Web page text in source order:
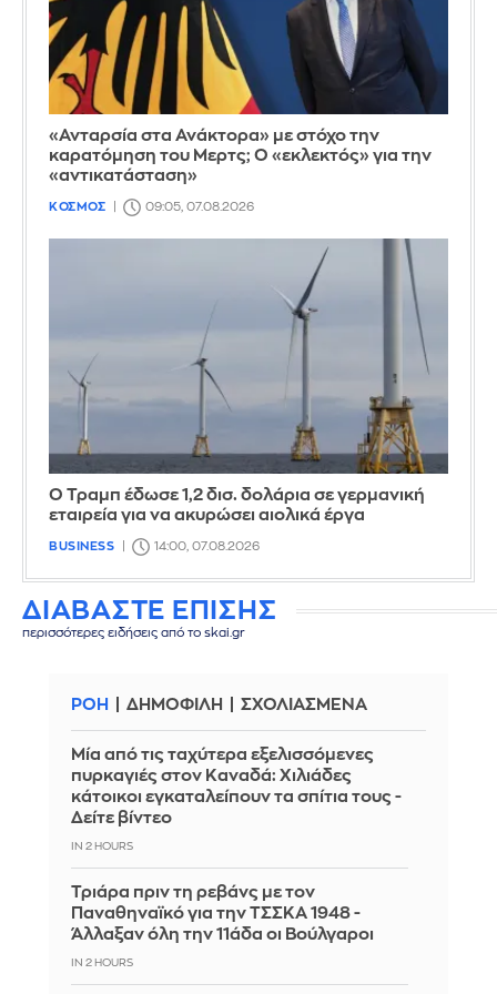
«Ανταρσία στα Ανάκτορα» με στόχο την
καρατόμηση του Μερτς; Ο «εκλεκτός» για την
«αντικατάσταση»
ΚΟΣΜΟΣ 09:05, 07.08.2026
Ο Τραμπ έδωσε 1,2 δισ. δολάρια σε γερμανική
εταιρεία για να ακυρώσει αιολικά έργα
BUSINESS 14:00, 07.08.2026
ΔΙΑΒΑΣΤΕ ΕΠΙΣΗΣ
περισσότερες ειδήσεις από το skai.gr
ΡΟΗ ΔΗΜΟΦΙΛΗ ΣΧΟΛΙΑΣΜΕΝΑ
Μία από τις ταχύτερα εξελισσόμενες
πυρκαγιές στον Καναδά: Χιλιάδες
κάτοικοι εγκαταλείπουν τα σπίτια τους -
Δείτε βίντεο
IN 2 HOURS
Τριάρα πριν τη ρεβάνς με τον
Παναθηναϊκό για την ΤΣΣΚΑ 1948 -
Άλλαξαν όλη την 11άδα οι Βούλγαροι
IN 2 HOURS